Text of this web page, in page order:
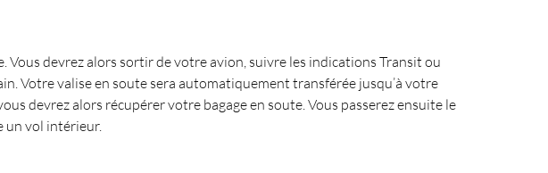
Vous devrez alors sortir de votre avion, suivre les indications Transit ou
Votre valise en soute sera automatiquement transférée jusqu’à votre
devrez alors récupérer votre bagage en soute. Vous passerez ensuite le
un vol intérieur.